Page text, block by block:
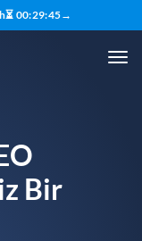
⏳ 00:29:44→
Bir